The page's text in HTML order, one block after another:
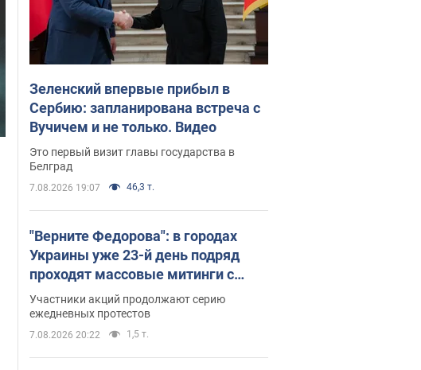
Зеленский впервые прибыл в
Сербию: запланирована встреча с
Вучичем и не только. Видео
Это первый визит главы государства в
Белград
7.08.2026 19:07 46,3 т.
"Верните Федорова": в городах
Украины уже 23-й день подряд
проходят массовые митинги с
плакатами. Фото и видео
Участники акций продолжают серию
ежедневных протестов
7.08.2026 20:22 1,5 т.